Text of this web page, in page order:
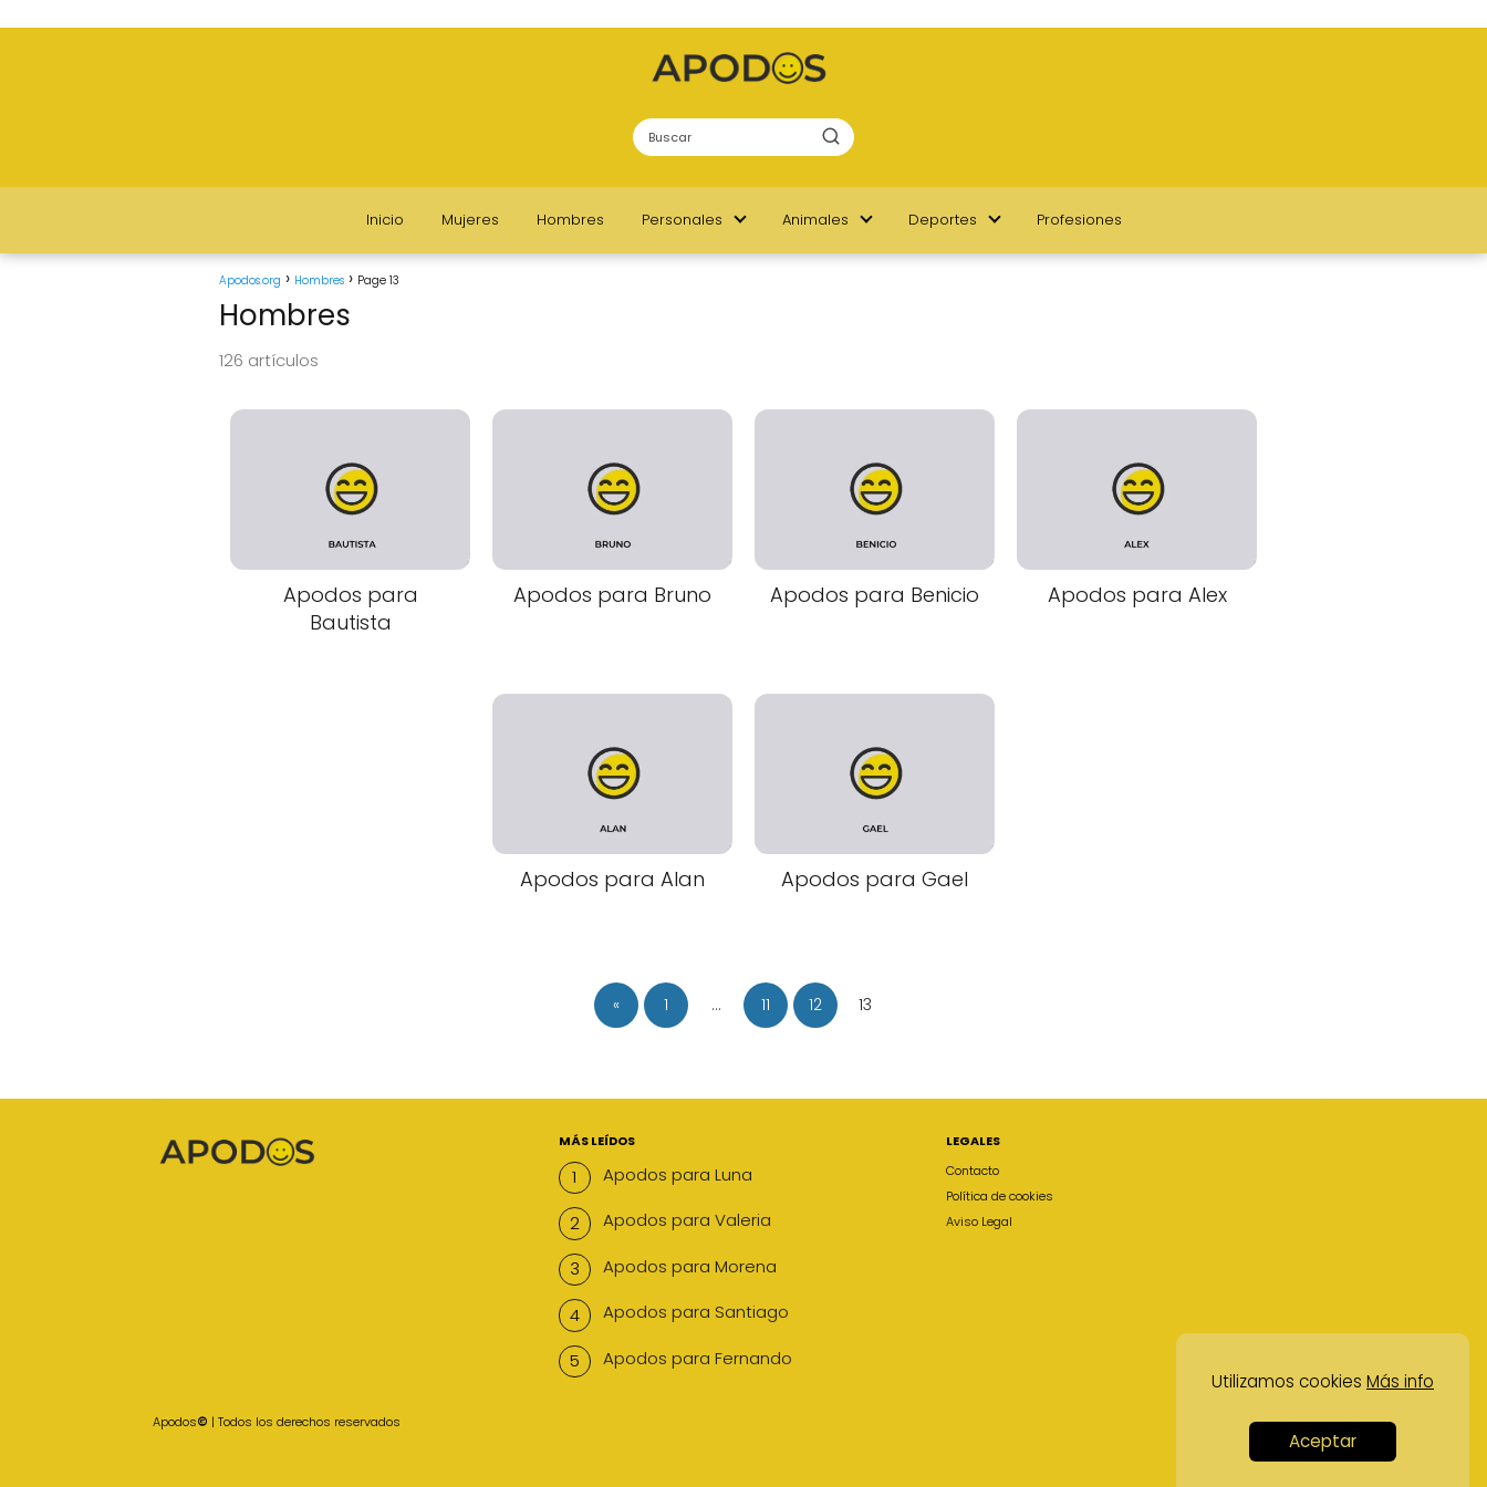
Inicio Mujeres Hombres Personales Animales Deportes Profesiones
Apodos.org Hombres Page 13
Hombres
126 artículos
Apodos para
Bautista
Apodos para Bruno Apodos para Benicio Apodos para Alex
Apodos para Alan Apodos para Gael
« 1 … 11 12 13
MÁS LEÍDOS
Apodos para Luna
Apodos para Valeria
Apodos para Morena
Apodos para Santiago
Apodos para Fernando
LEGALES
Contacto
Política de cookies
Aviso Legal
Apodos© | Todos los derechos reservados
Utilizamos cookies Más info
Aceptar